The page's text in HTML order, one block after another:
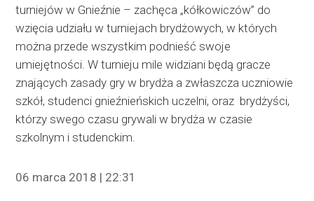
turniejów w Gnieźnie – zachęca „kółkowiczów” do
wzięcia udziału w turniejach brydżowych, w których
można przede wszystkim podnieść swoje
umiejętności. W turnieju mile widziani będą gracze
znających zasady gry w brydża a zwłaszcza uczniowie
szkół, studenci gnieźnieńskich uczelni, oraz brydżyści,
którzy swego czasu grywali w brydża w czasie
szkolnym i studenckim.
06 marca 2018 | 22:31